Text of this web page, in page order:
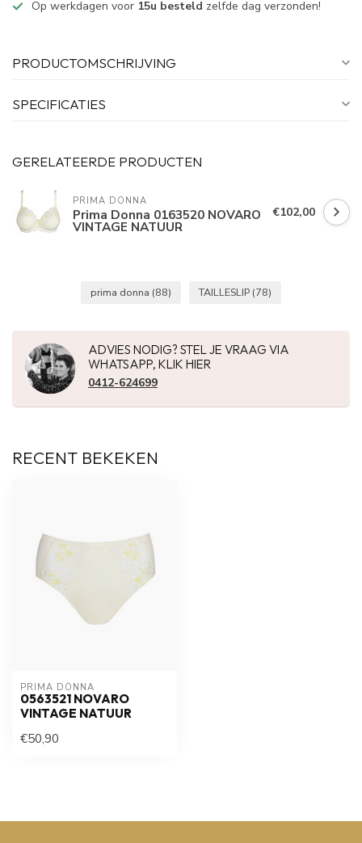
Op werkdagen voor 15u besteld zelfde dag verzonden!
PRODUCTOMSCHRIJVING
SPECIFICATIES
GERELATEERDE PRODUCTEN
PRIMA DONNA
Prima Donna 0163520 NOVARO
VINTAGE NATUUR
€102,00
prima donna (88) TAILLESLIP (78)
ADVIES NODIG? STEL JE VRAAG VIA
WHATSAPP, KLIK HIER
0412-624699
RECENT BEKEKEN
PRIMA DONNA
0563521 NOVARO
VINTAGE NATUUR
€50,90